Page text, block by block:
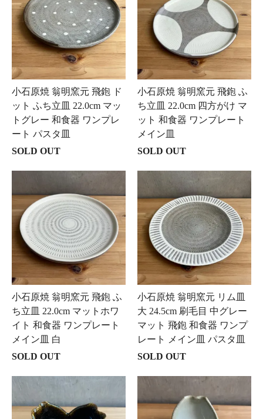
小石原焼 翁明窯元 飛鉋 ド
ット ふち立皿 22.0cm マッ
トグレー 和食器 ワンプレ
ート パスタ皿
SOLD OUT
小石原焼 翁明窯元 飛鉋 ふ
ち立皿 22.0cm 四方がけ マ
ット 和食器 ワンプレート
メイン皿
SOLD OUT
小石原焼 翁明窯元 飛鉋 ふ
ち立皿 22.0cm マットホワ
イト 和食器 ワンプレート
メイン皿 白
SOLD OUT
小石原焼 翁明窯元 リム皿
大 24.5cm 刷毛目 中グレー
マット 飛鉋 和食器 ワンプ
レート メイン皿 パスタ皿
SOLD OUT